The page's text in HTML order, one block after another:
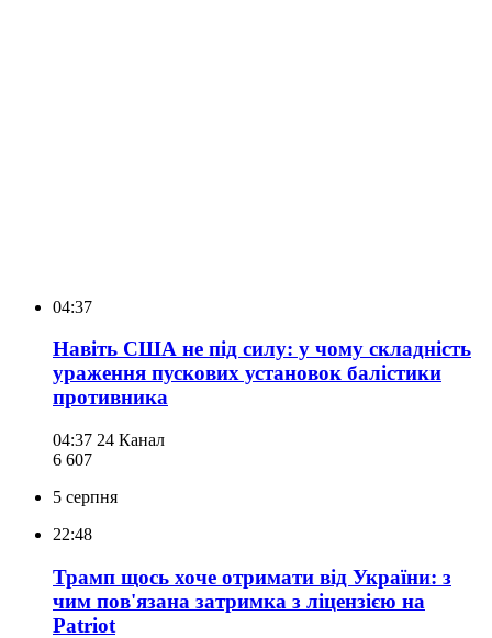
04:37
Навіть США не під силу: у чому складність
ураження пускових установок балістики
противника
04:37 24 Канал
6 607
5 серпня
22:48
Трамп щось хоче отримати від України: з
чим пов'язана затримка з ліцензією на
Patriot